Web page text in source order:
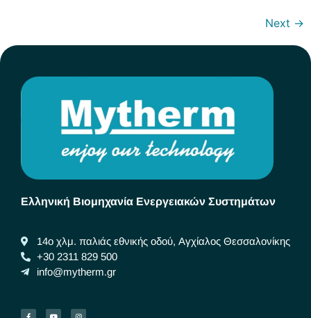
Next →
Ελληνική Βιομηχανία Ενεργειακών Συστημάτων
14ο χλμ. παλιάς εθνικής οδού, Αγχίαλος Θεσσαλονίκης
+30 2311 829 500
info@mytherm.gr